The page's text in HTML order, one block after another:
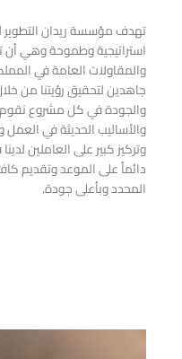
تهدف مؤسسة ريدان التطوير
استراتيجية وطموحة وهي أن
والمقاولات العامة في
جاهدين لتحقيق رؤيتنا من
والجودة في كل مشروع نقوم
والأساليب الحديثة في العمل
وتركيز كبير على العاملين
دائمأ على الموعد وتقديم
المحدد وبأعلى جودة.